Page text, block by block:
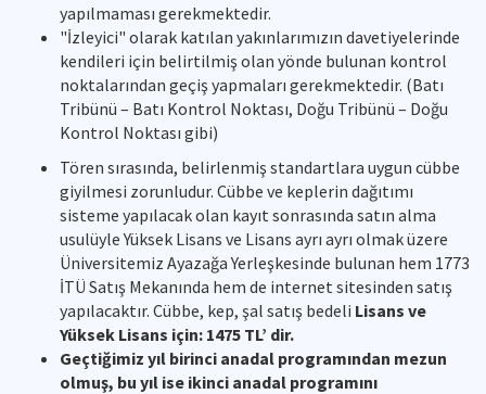
yapılmaması gerekmektedir.
"İzleyici" olarak katılan yakınlarımızın davetiyelerinde
kendileri için belirtilmiş olan yönde bulunan kontrol
noktalarından geçiş yapmaları gerekmektedir. (Batı
Tribünü – Batı Kontrol Noktası, Doğu Tribünü – Doğu
Kontrol Noktası gibi)
Tören sırasında, belirlenmiş standartlara uygun cübbe
giyilmesi zorunludur. Cübbe ve keplerin dağıtımı
sisteme yapılacak olan kayıt sonrasında satın alma
usulüyle Yüksek Lisans ve Lisans ayrı ayrı olmak üzere
Üniversitemiz Ayazağa Yerleşkesinde bulunan hem 1773
İTÜ Satış Mekanında hem de internet sitesinden satış
yapılacaktır. Cübbe, kep, şal satış bedeli Lisans ve
Yüksek Lisans için: 1475 TL’ dir.
Geçtiğimiz yıl birinci anadal programından mezun
olmuş, bu yıl ise ikinci anadal programını